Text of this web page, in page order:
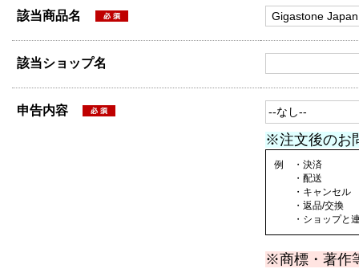
該当商品名
該当ショップ名
申告内容
※注文後のお
例 ・決済
・配送
・キャンセル
・返品/交換
・ショップと連
※商標・著作